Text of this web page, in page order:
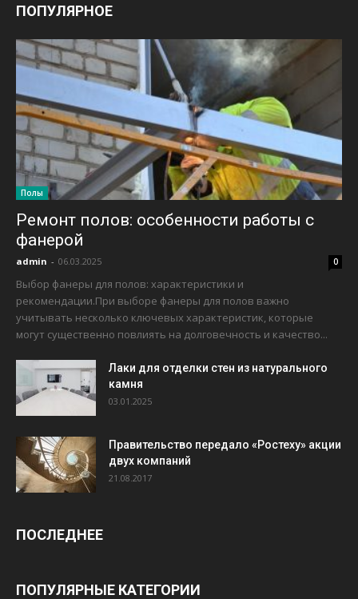
ПОПУЛЯРНОЕ
Полы
Ремонт полов: особенности работы с
фанерой
admin - 06.03.2025 0
Выбор фанеры для полов: характеристики и
рекомендации.При выборе фанеры для полов важно
учитывать несколько ключевых характеристик, которые
могут существенно повлиять на долговечность и качество...
Лаки для отделки стен из натурального
камня
03.01.2025
Правительство передало «Ростеху» акции
двух компаний
21.08.2017
ПОСЛЕДНЕЕ
ПОПУЛЯРНЫЕ КАТЕГОРИИ